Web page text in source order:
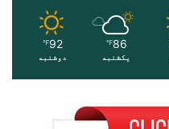
86
℉
یکشنبه
92
℉
دوشنبه